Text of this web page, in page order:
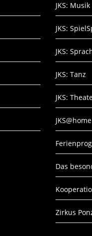
JKS: Musik
JKS:
JKS:
JKS: Tanz
JKS:
JKS@home
Das
Zirkus